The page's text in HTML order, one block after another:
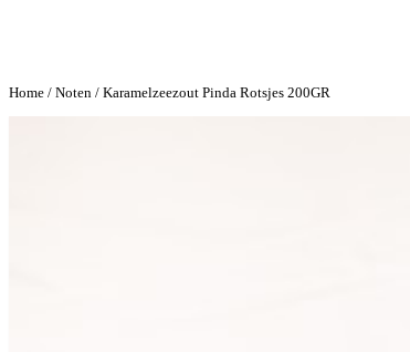
Home / Noten / Karamelzeezout Pinda Rotsjes 200GR